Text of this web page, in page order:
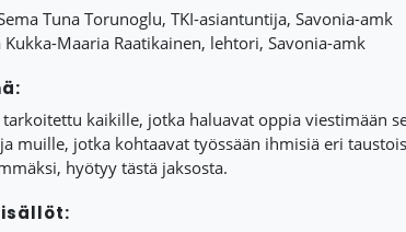
Tuna Torunoglu, TKI-asiantuntija, Savonia-amk
Kukka-Maaria Raatikainen, lehtori, Savonia-amk
kaikille, jotka haluavat oppia viestimään
muille, jotka kohtaavat työssään ihmisiä eri
hyötyy tästä jaksosta.